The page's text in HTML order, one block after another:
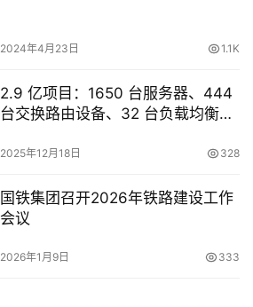
2024年4月23日 1.1K
2.9 亿项目：1650 台服务器、444
台交换路由设备、32 台负载均衡、
2025年12月18日 328
国铁集团召开2026年铁路建设工作
会议
2026年1月9日 333